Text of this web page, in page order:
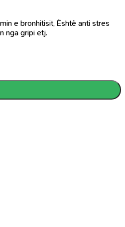
e bronhitisit, Është anti stres
nga gripi etj.